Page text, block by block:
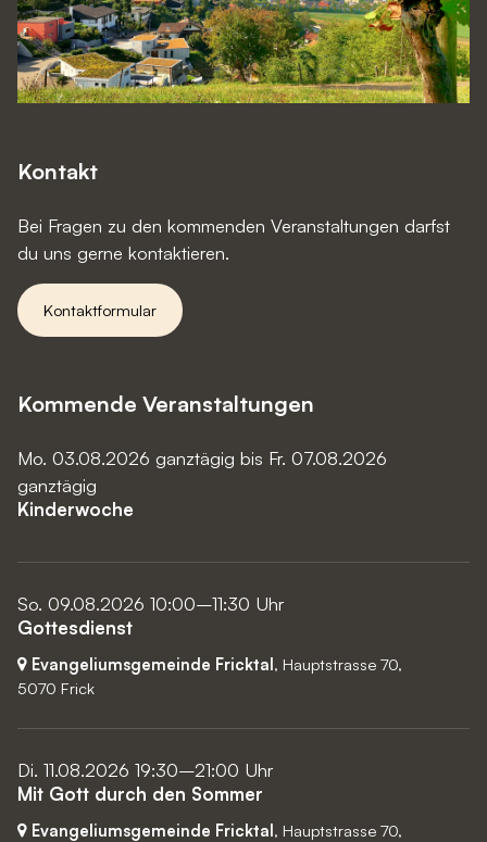
Kontakt
Bei Fragen zu den kommenden Veranstaltungen darfst
du uns gerne kontaktieren.
Kontaktformular
Kommende Veranstaltungen
Mo. 03.08.2026 ganztägig bis Fr. 07.08.2026
ganztägig
Kinderwoche
So. 09.08.2026 10:00–11:30 Uhr
Gottesdienst
Evangeliumsgemeinde Fricktal, Hauptstrasse 70,
5070 Frick
Di. 11.08.2026 19:30–21:00 Uhr
Mit Gott durch den Sommer
Evangeliumsgemeinde Fricktal, Hauptstrasse 70,